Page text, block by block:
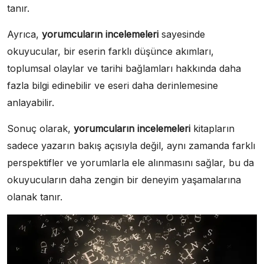
tanır.
Ayrıca, yorumcuların incelemeleri sayesinde
okuyucular, bir eserin farklı düşünce akımları,
toplumsal olaylar ve tarihi bağlamları hakkında daha
fazla bilgi edinebilir ve eseri daha derinlemesine
anlayabilir.
Sonuç olarak, yorumcuların incelemeleri kitapların
sadece yazarın bakış açısıyla değil, aynı zamanda farklı
perspektifler ve yorumlarla ele alınmasını sağlar, bu da
okuyucuların daha zengin bir deneyim yaşamalarına
olanak tanır.